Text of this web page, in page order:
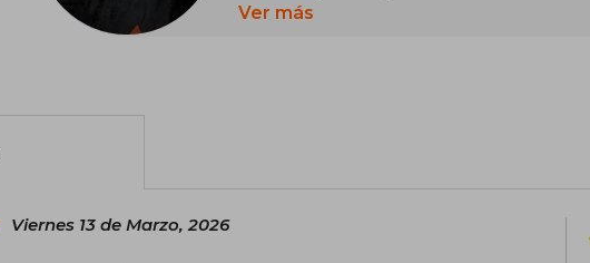
escribió sus primeros poemas y
turbulenta y atormentada, la
sus obras es una muestra de su
y su inteligencia hicieron de él un
Ver más
Viernes 13 de Marzo, 2026